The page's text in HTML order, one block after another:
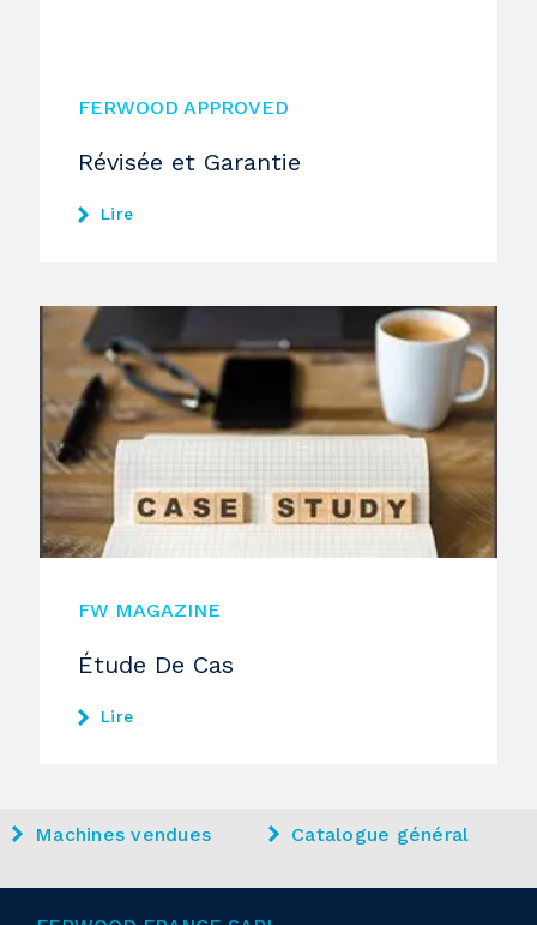
FERWOOD APPROVED
Révisée et Garantie
Lire
FW MAGAZINE
Étude De Cas
Lire
Machines vendues Catalogue général